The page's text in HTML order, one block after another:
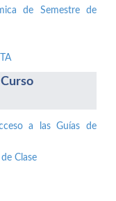
de Semestre de
a las Guías de
Clase